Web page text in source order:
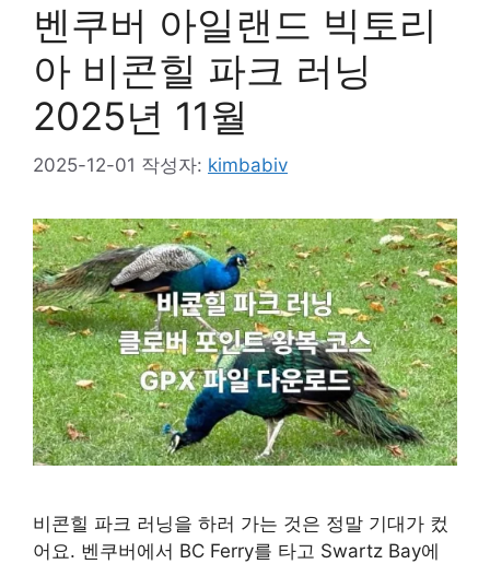
벤쿠버 아일랜드 빅토리
아 비콘힐 파크 러닝
2025년 11월
2025-12-01 작성자: kimbabiv
비콘힐 파크 러닝을 하러 가는 것은 정말 기대가 컸
어요. 벤쿠버에서 BC Ferry를 타고 Swartz Bay에